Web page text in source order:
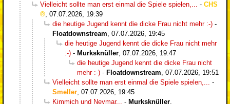
Vielleicht sollte man erst einmal die Spiele spielen,... - CHS
, 07.07.2026, 19:39
die heutige Jugend kennt die dicke Frau nicht mehr :-) -
Floatdownstream, 07.07.2026, 19:45
die heutige Jugend kennt die dicke Frau nicht mehr
:-) - Murksknüller, 07.07.2026, 19:47
die heutige Jugend kennt die dicke Frau nicht
mehr :-) - Floatdownstream, 07.07.2026, 19:51
Vielleicht sollte man erst einmal die Spiele spielen,... -
Smeller, 07.07.2026, 19:45
Kimmich und Neymar... - Murksknüller,